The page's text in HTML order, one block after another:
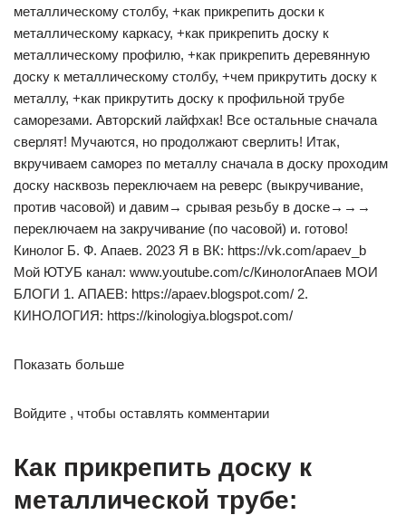
металлическому столбу, +как прикрепить доски к
металлическому каркасу, +как прикрепить доску к
металлическому профилю, +как прикрепить деревянную
доску к металлическому столбу, +чем прикрутить доску к
металлу, +как прикрутить доску к профильной трубе
саморезами. Авторский лайфхак! Все остальные сначала
сверлят! Мучаются, но продолжают сверлить! Итак,
вкручиваем саморез по металлу сначала в доску проходим
доску насквозь переключаем на реверс (выкручивание,
против часовой) и давим→ срывая резьбу в доске→→→
переключаем на закручивание (по часовой) и. готово!
Кинолог Б. Ф. Апаев. 2023 Я в ВК: https://vk.com/apaev_b
Мой ЮТУБ канал: www.youtube.com/c/КинологАпаев МОИ
БЛОГИ 1. АПАЕВ: https://apaev.blogspot.com/ 2.
КИНОЛОГИЯ: https://kinologiya.blogspot.com/
Показать больше
Войдите , чтобы оставлять комментарии
Как прикрепить доску к
металлической трубе: